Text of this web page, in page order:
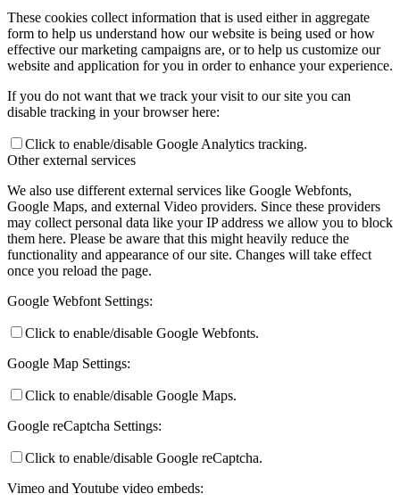
These cookies collect information that is used either in aggregate
form to help us understand how our website is being used or how
effective our marketing campaigns are, or to help us customize our
website and application for you in order to enhance your experience.
If you do not want that we track your visit to our site you can
disable tracking in your browser here:
Click to enable/disable Google Analytics tracking.
Other external services
We also use different external services like Google Webfonts,
Google Maps, and external Video providers. Since these providers
may collect personal data like your IP address we allow you to block
them here. Please be aware that this might heavily reduce the
functionality and appearance of our site. Changes will take effect
once you reload the page.
Google Webfont Settings:
Click to enable/disable Google Webfonts.
Google Map Settings:
Click to enable/disable Google Maps.
Google reCaptcha Settings:
Click to enable/disable Google reCaptcha.
Vimeo and Youtube video embeds: